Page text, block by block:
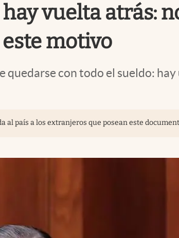
vuelta atrás:
motivo
con todo el sueldo:
al país a los extranjeros que posean este